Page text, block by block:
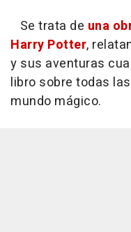
Se trata de una
Harry Potter,
y sus aventuras
libro sobre todas
mundo mágico.